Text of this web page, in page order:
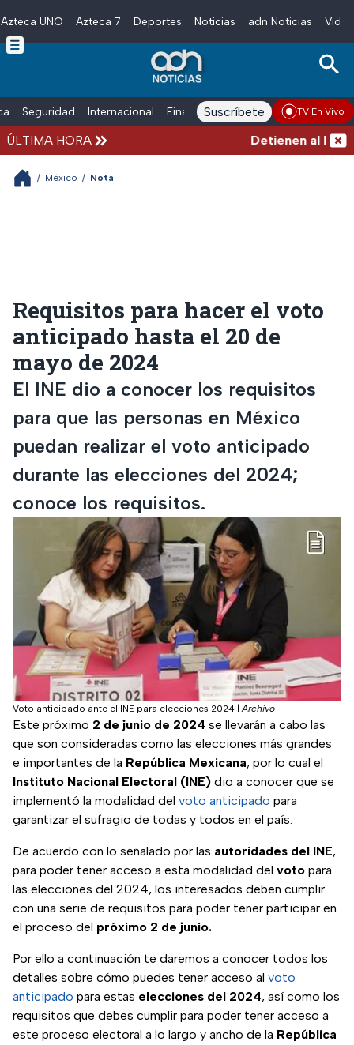
Skip to main content
Azteca UNO Azteca 7 Deportes Noticias adn Noticias
Seguridad Internacional Finanzas adn Noticias Radio
Suscríbete TV En Vivo
ÚLTIMA HORA Detienen al
/ México / Nota
Requisitos para hacer el voto
anticipado hasta el 20 de
mayo de 2024
El INE dio a conocer los requisitos
para que las personas en México
puedan realizar el voto anticipado
durante las elecciones del 2024;
conoce los requisitos.
Voto anticipado ante el INE para elecciones 2024 |Archivo
Este próximo 2 de junio de 2024 se llevarán a cabo las
que son consideradas como las elecciones más grandes
e importantes de la República Mexicana, por lo cual el
Instituto Nacional Electoral (INE) dio a conocer que se
implementó la modalidad del voto anticipado para
garantizar el sufragio de todas y todos en el país.
De acuerdo con lo señalado por las autoridades del INE,
para poder tener acceso a esta modalidad del voto para
las elecciones del 2024, los interesados deben cumplir
con una serie de requisitos para poder tener participar en
el proceso del próximo 2 de junio.
Por ello a continuación te daremos a conocer todos los
detalles sobre cómo puedes tener acceso al voto
anticipado para estas elecciones del 2024, así como los
requisitos que debes cumplir para poder tener acceso a
este proceso electoral a lo largo y ancho de la República